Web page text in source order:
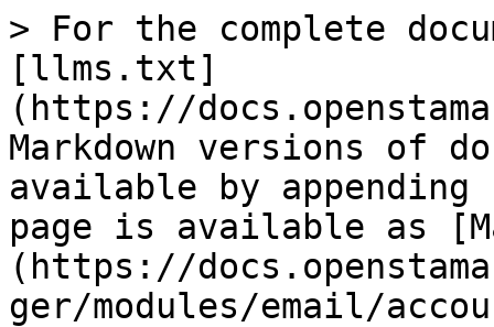
> For the complete
[llms.txt]
(https://
Markdown versions of
available by
page is available as
(https://
ger/modules/email/